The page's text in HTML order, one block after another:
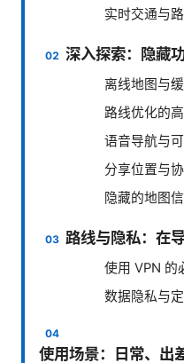
实时交通与
深入探索：隐藏
离线地图与
路线优化的
语音导航与
分享位置与
隐藏的地图
路线与隐私：在
使用 VPN 的
数据隐私与
使用场景：日常、出